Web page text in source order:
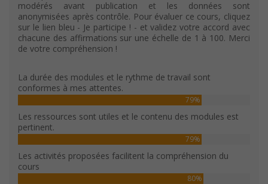
modérés avant publication et les données sont
anonymisées après contrôle. Pour évaluer ce cours, cliquez
sur le lien bleu - Je participe ! - et validez votre accord avec
chacune des affirmations sur une échelle de 1 à 100. Merci
de votre compréhension !
La durée des modules et le rythme de travail sont
conformes à mes attentes.
79%
Les ressources sont utiles et le contenu des modules est
pertinent.
79%
Les activités proposées facilitent la compréhension du
cours
80%